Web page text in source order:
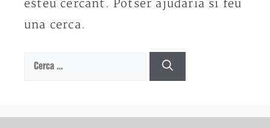
esteu cercant. Potser ajudaria si feu
una cerca.
Cerca: